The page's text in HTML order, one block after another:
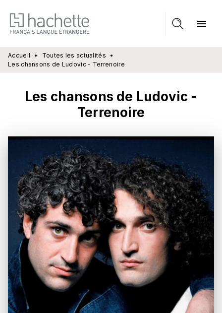
MENU RECHERCHE
CONTENU
PIED DE PAGE
menu
Accueil • Toutes les actualités
•
Les chansons de Ludovic - Terrenoire
Les chansons de Ludovic -
Terrenoire